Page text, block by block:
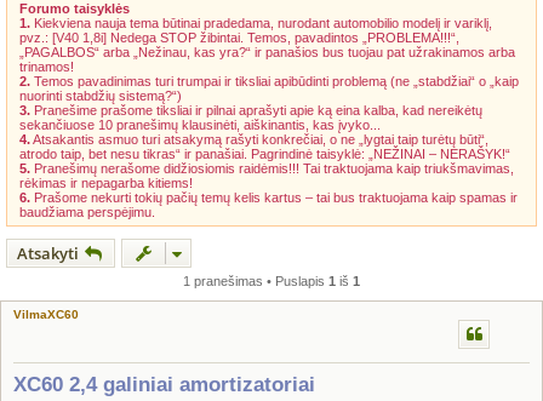
Forumo taisyklės
1. Kiekviena nauja tema būtinai pradedama, nurodant automobilio modelį ir variklį,
pvz.: [V40 1,8i] Nedega STOP žibintai. Temos, pavadintos „PROBLEMA!!!“,
„PAGALBOS“ arba „Nežinau, kas yra?“ ir panašios bus tuojau pat užrakinamos arba
trinamos!
2. Temos pavadinimas turi trumpai ir tiksliai apibūdinti problemą (ne „stabdžiai“ o „kaip
nuorinti stabdžių sistemą?“)
3. Pranešime prašome tiksliai ir pilnai aprašyti apie ką eina kalba, kad nereikėtų
sekančiuose 10 pranešimų klausinėti, aiškinantis, kas įvyko...
4.Atsakantis asmuo turi atsakymą rašyti konkrečiai, o ne „lygtai taip turėtų būti“,
atrodo taip, bet nesu tikras“ ir panašiai. Pagrindinė taisyklė: „NEŽINAI – NERAŠYK!“
5. Pranešimų nerašome didžiosiomis raidėmis!!! Tai traktuojama kaip triukšmavimas,
rėkimas ir nepagarba kitiems!
6. Prašome nekurti tokių pačių temų kelis kartus – tai bus traktuojama kaip spamas ir
baudžiama perspėjimu.
Atsakyti
1 pranešimas • Puslapis 1 iš 1
VilmaXC60
XC60 2,4 galiniai amortizatoriai